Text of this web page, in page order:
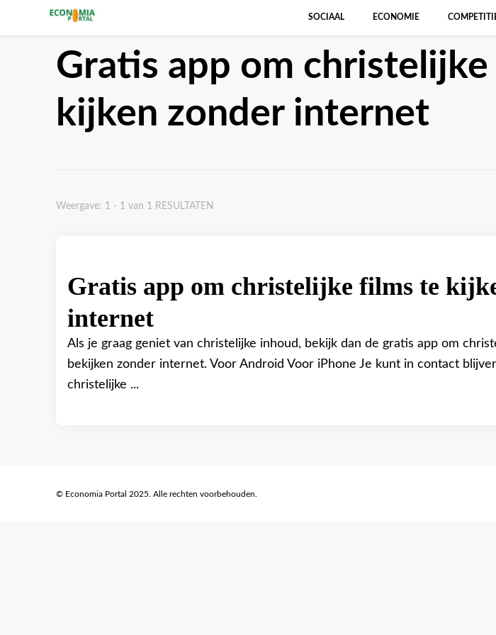
Economieportaal
SOCIAAL ECONOMIE
Gratis app om
kijken zonder internet
Weergave: 1 - 1 van 1 RESULTATEN
Gratis app om christelijke films te
internet
Als je graag geniet van christelijke inhoud, bekijk dan de gratis app om
bekijken zonder internet. Voor Android Voor iPhone Je kunt in contact
christelijke ...
© Economia Portal 2025. Alle rechten voorbehouden.